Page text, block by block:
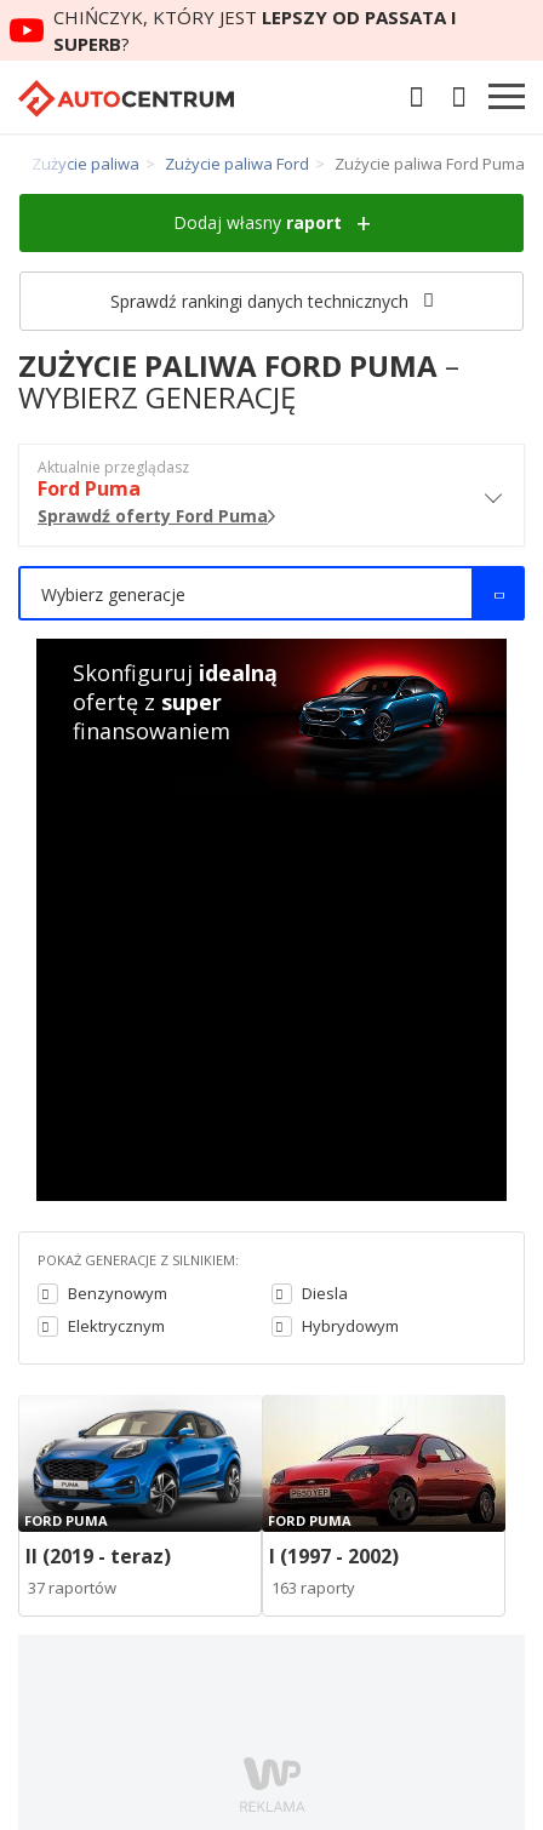
CHIŃCZYK, KTÓRY JEST LEPSZY OD PASSATA I
SUPERB?
Zużycie paliwa Zużycie paliwa Ford Zużycie paliwa Ford Puma
Dodaj własny raport
Sprawdź rankingi danych technicznych
POKAŻ GENERACJE Z SILNIKIEM:
Benzynowym
Diesla
Elektrycznym
Hybrydowym
FORD PUMA
II (2019 - teraz)
37 raportów
FORD PUMA
I (1997 - 2002)
163 raporty
ZUŻYCIE PALIWA FORD PUMA –
WYBIERZ GENERACJĘ
Aktualnie przeglądasz
Ford Puma
Sprawdź oferty Ford Puma
Wybierz generacje
Skonfiguruj idealną
ofertę z super
finansowaniem